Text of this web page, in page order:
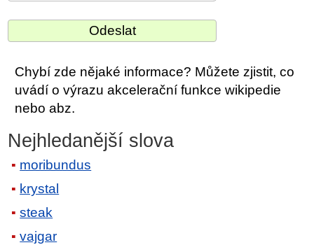
Chybí zde nějaké informace? Můžete zjistit, co
uvádí o výrazu akcelerační funkce wikipedie
nebo abz.
Nejhledanější slova
moribundus
krystal
steak
vajgar